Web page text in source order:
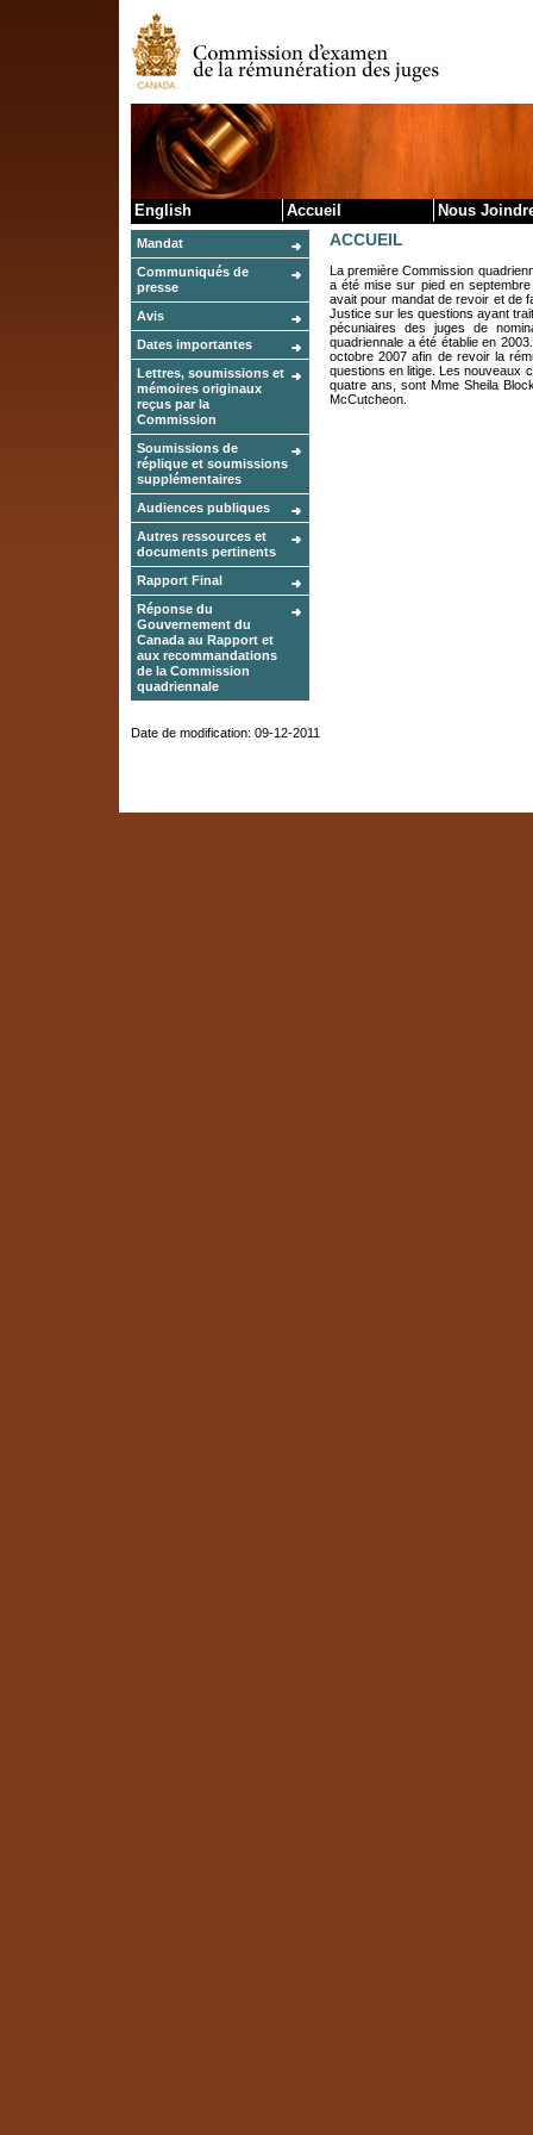
English Accueil Nous
Mandat
Communiqués de
presse
Avis
Dates importantes
Lettres, soumissions et
mémoires originaux
reçus par la
Commission
Soumissions de
réplique et soumissions
supplémentaires
Audiences publiques
Autres ressources et
documents pertinents
Rapport Final
Réponse du
Gouvernement du
Canada au Rapport et
aux recommandations
de la Commission
quadriennale
ACCUEIL
La première Commission
a été mise sur pied en
avait pour mandat de revoir et de
Justice sur les questions ayant
pécuniaires des juges de
quadriennale a été établie en
octobre 2007 afin de revoir la
questions en litige. Les nouveaux
quatre ans, sont Mme Sheila
McCutcheon.
Date de modification: 09-12-2011